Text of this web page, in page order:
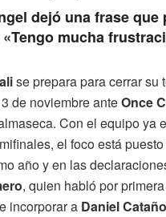
dejó una frase que
mucha
se prepara para cerrar su
de noviembre anteOnce
Con el equipo ya
el foco está
año y en las
, quien habló por
incorporar a Daniel Cataño